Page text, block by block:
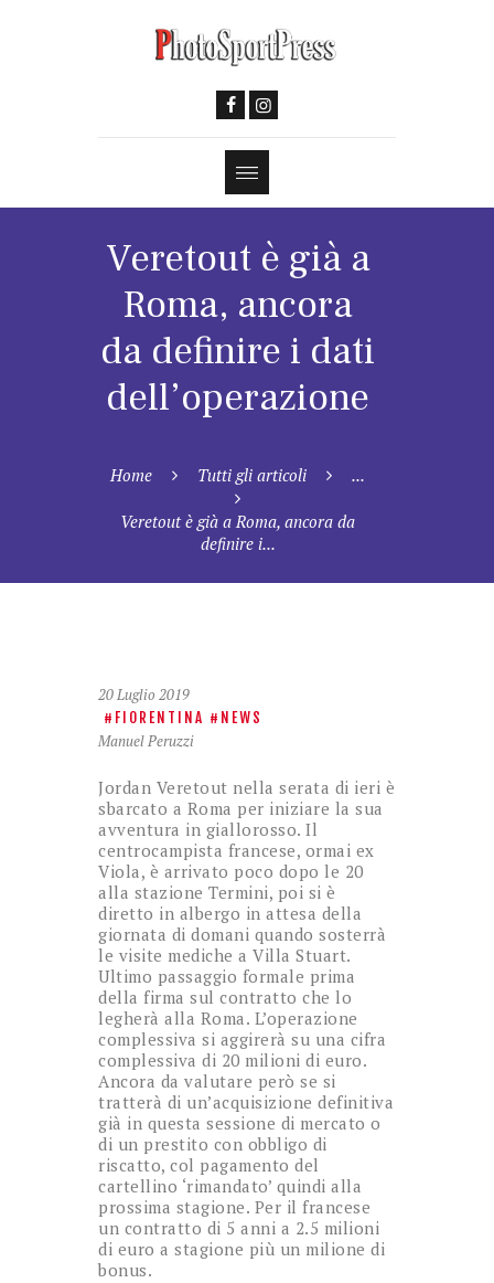
Veretout è già a
Roma, ancora
da definire i dati
dell’operazione
Home Tutti gli articoli ...
Veretout è già a Roma, ancora da
definire i...
20 Luglio 2019
FIORENTINA NEWS
Manuel Peruzzi
Jordan Veretout nella serata di ieri è
sbarcato a Roma per iniziare la sua
avventura in giallorosso. Il
centrocampista francese, ormai ex
Viola, è arrivato poco dopo le 20
alla stazione Termini, poi si è
diretto in albergo in attesa della
giornata di domani quando sosterrà
le visite mediche a Villa Stuart.
Ultimo passaggio formale prima
della firma sul contratto che lo
legherà alla Roma. L’operazione
complessiva si aggirerà su una cifra
complessiva di 20 milioni di euro.
Ancora da valutare però se si
tratterà di un’acquisizione definitiva
già in questa sessione di mercato o
di un prestito con obbligo di
riscatto, col pagamento del
cartellino ‘rimandato’ quindi alla
prossima stagione. Per il francese
un contratto di 5 anni a 2.5 milioni
di euro a stagione più un milione di
bonus.